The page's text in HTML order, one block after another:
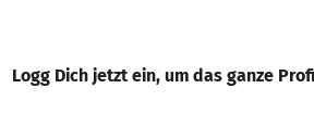
Logg Dich jetzt ein, um das ganze